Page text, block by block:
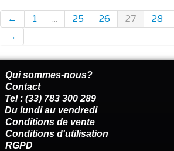
← 1 ... 25 26 27 28
→
Qui sommes-nous?
Contact
Tel : (33) 783 300 289
Du lundi au vendredi
Conditions de vente
Conditions d'utilisation
RGPD